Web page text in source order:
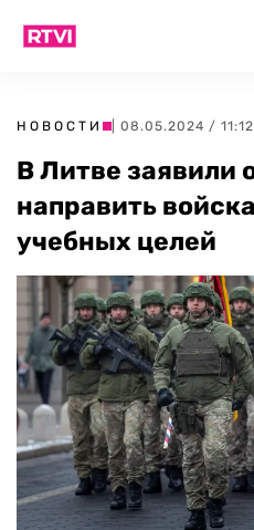
НОВОСТИ | 08.05.2024 / 11:12
В Литве заявили
направить
учебных целей